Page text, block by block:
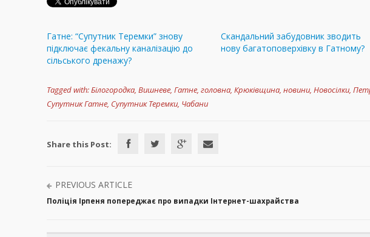
Гатне: “Супутник Теремки” знову
підключає фекальну каналізацію до
сільського дренажу?
Скандальний забудовник зводить
нову багатоповерхівку в Гатному?
Tagged with:Білогородка, Вишневе, Гатне, головна, Крюківщина, новини, Новосілки,
Супутник Гатне, Супутник Теремки, Чабани
Share this Post:
PREVIOUS ARTICLE
Поліція Ірпеня попереджає про випадки Інтернет-шахрайства